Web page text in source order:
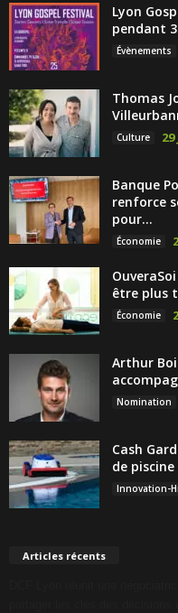
Lyon
pendant
Évènements
Thomas
Culture 29
Banque
renforce
pour...
Économie
être plus
Économie
Arthur
Nomination
Cash
de
Innovation-
Articles récents